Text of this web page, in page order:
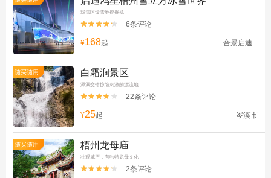
戏雪区设雪地挖掘机

 6条评论
¥168起 合景启迪...
随买随用 白霜涧景区
潭瀑交错惊险刺激的漂流地

 22条评论
¥25起 岑溪市
随买随用 梧州龙母庙
壮观威严，有独特龙母文化

 2条评论